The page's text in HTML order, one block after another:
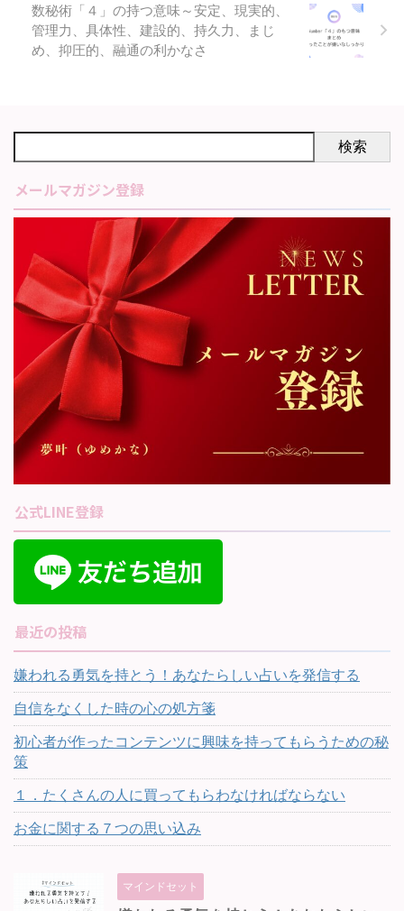
数秘術「４」の持つ意味～安定、現実的、
管理力、具体性、建設的、持久力、まじ
め、抑圧的、融通の利かなさ
検索
メールマガジン登録
公式LINE登録
最近の投稿
嫌われる勇気を持とう！あなたらしい占いを発信する
自信をなくした時の心の処方箋
初心者が作ったコンテンツに興味を持ってもらうための秘
策
１．たくさんの人に買ってもらわなければならない
お金に関する７つの思い込み
マインドセット